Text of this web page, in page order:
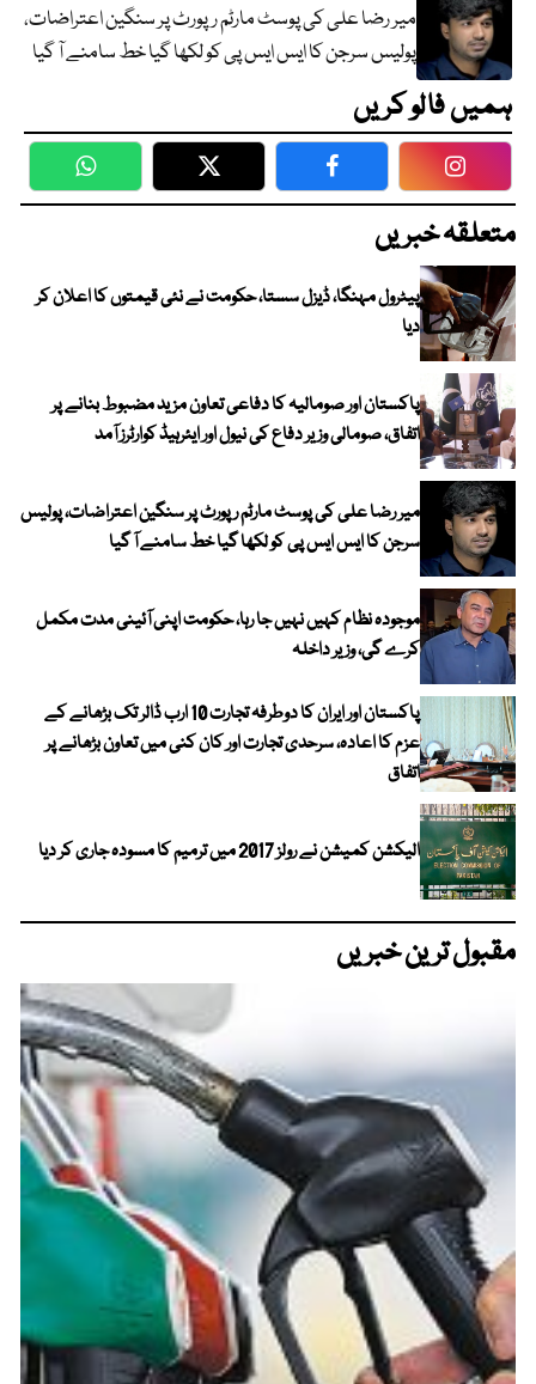
میر رضا علی کی پوسٹ مارٹم رپورٹ پر سنگین اعتراضات،
پولیس سرجن کا ایس ایس پی کو لکھا گیا خط سامنے آ گیا
ہمیں فالو کریں
WhatsApp Twitter Facebook
متعلقہ خبریں
پیٹرول مہنگا، ڈیزل سستا، حکومت نے نئی قیمتوں کا اعلان کر
دیا
پاکستان اور صومالیہ کا دفاعی تعاون مزید مضبوط بنانے پر
اتفاق، صومالی وزیر دفاع کی نیول اور ایئرہیڈ کوارٹرز آمد
میر رضا علی کی پوسٹ مارٹم رپورٹ پر سنگین اعتراضات، پولیس
سرجن کا ایس ایس پی کو لکھا گیا خط سامنے آ گیا
موجودہ نظام کہیں نہیں جا رہا، حکومت اپنی آئینی مدت مکمل
کرے گی، وزیر داخلہ
پاکستان اور ایران کا دوطرفہ تجارت 10 ارب ڈالر تک بڑھانے کے
عزم کا اعادہ، سرحدی تجارت اور کان کنی میں تعاون بڑھانے پر
اتفاق
الیکشن کمیشن نے رولز 2017 میں ترمیم کا مسودہ جاری کر دیا
مقبول ترین خبریں